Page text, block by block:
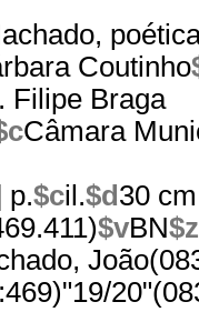
Coutinho
Filipe Braga
Câmara
p.$cil.$d 30 cm
$vBN$z